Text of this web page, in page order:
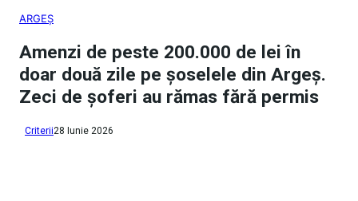
ARGEȘ
Amenzi de peste 200.000 de lei în
doar două zile pe șoselele din Argeș.
Zeci de șoferi au rămas fără permis
Criterii28 Iunie 2026